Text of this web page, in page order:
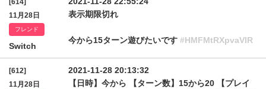
[614]
11月28日
フレンド
Switch
表示期限切れ
今から15ターン遊びたいです #HMFMtRXpvaVlR
[612]
11月28日
2021-11-28 20:13:32
【日時】今から 【ターン数】15から20 【プレイ